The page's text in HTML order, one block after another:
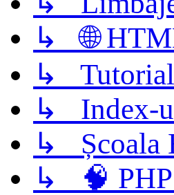
↳ 🌐
↳
↳ Index-
↳ Școala
↳ 🧠